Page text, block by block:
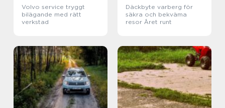
Volvo service tryggt
bilägande med rätt
verkstad
Däckbyte varberg för
säkra och bekväma
resor Året runt